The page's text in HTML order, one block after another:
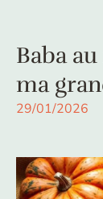
Baba
ma
29/01/2026